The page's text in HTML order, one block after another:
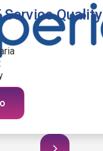
Service Quality